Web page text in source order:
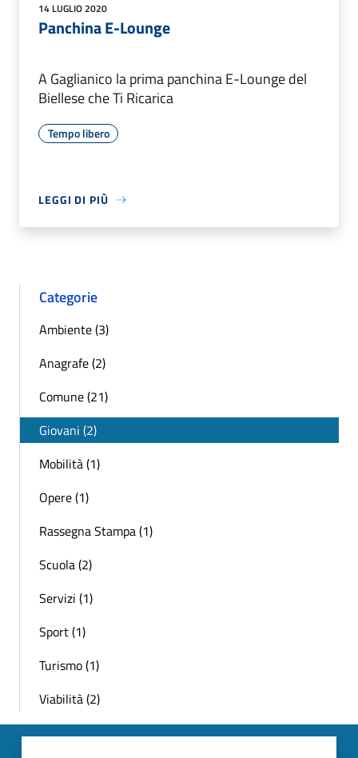
14 LUGLIO 2020
Panchina E-Lounge
A Gaglianico la prima panchina E-Lounge del
Biellese che Ti Ricarica
Tempo libero
LEGGI DI PIÙ
Categorie
Ambiente (3)
Anagrafe (2)
Comune (21)
Giovani (2)
Mobilità (1)
Opere (1)
Rassegna Stampa (1)
Scuola (2)
Servizi (1)
Sport (1)
Turismo (1)
Viabilità (2)